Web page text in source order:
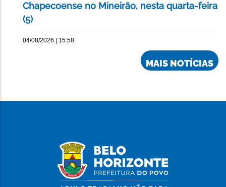
Chapecoense no Mineirão, nesta quarta-feira
(5)
04/08/2026 | 15:58
MAIS NOTÍCIAS